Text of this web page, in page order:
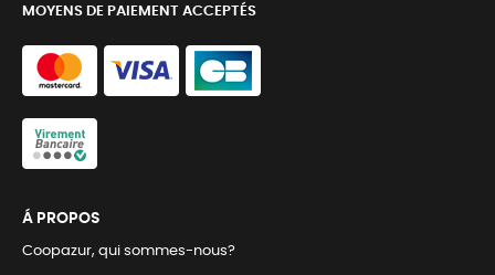
MOYENS DE PAIEMENT ACCEPTÉS
Á PROPOS
Coopazur, qui sommes-nous?